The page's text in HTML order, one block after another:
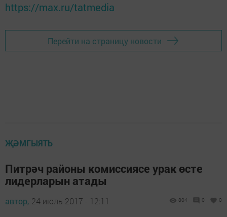
https://max.ru/tatmedia
Перейти на страницу новости
ҖӘМГЫЯТЬ
Питрәч районы комиссиясе урак өсте
лидерларын атады
автор, 24 июль 2017 - 12:11 804 0 0